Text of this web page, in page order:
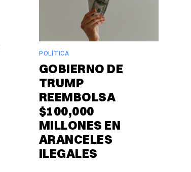
POLÍTICA
GOBIERNO DE
TRUMP
REEMBOLSA
$100,000
MILLONES EN
ARANCELES
ILEGALES